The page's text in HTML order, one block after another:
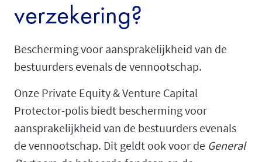
verzekering?
Bescherming voor aansprakelijkheid van de
bestuurders evenals de vennootschap.
Onze Private Equity & Venture Capital
Protector-polis biedt bescherming voor
aansprakelijkheid van de bestuurders evenals
de vennootschap. Dit geldt ook voor de General